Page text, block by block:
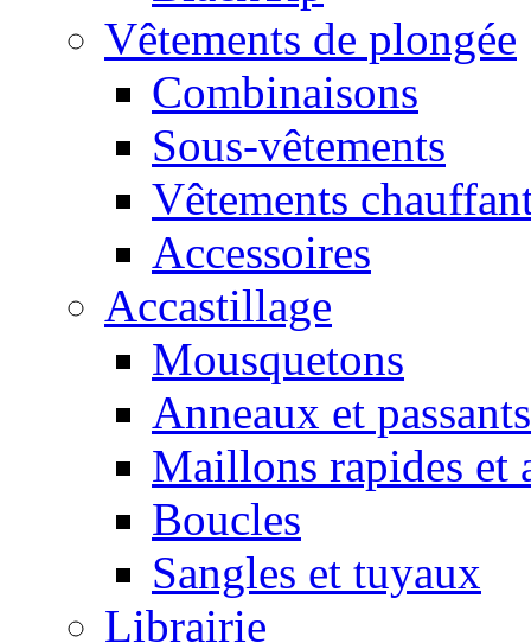
Vêtements de plongée
Combinaisons
Sous-vêtements
Vêtements
Accessoires
Accastillage
Mousquetons
Anneaux et passants
Maillons rapides et
Boucles
Sangles et tuyaux
Librairie